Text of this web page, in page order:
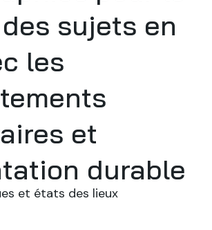
sujets en
les
et
durable
et états des lieux